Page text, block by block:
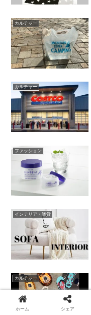
カルチャー
カルチャー
ファッション
インテリア・雑貨
カルチャー
ホーム シェア